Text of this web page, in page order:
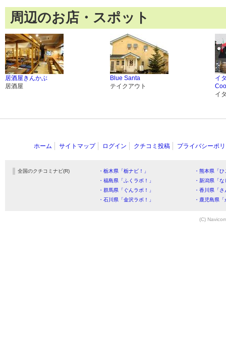
周辺のお店・スポット
居酒屋きんかぶ
居酒屋
Blue Santa
テイクアウト
イ
Coo
イ
ホーム サイトマップ ログイン クチコミ投稿 プライバシーポ
全国のクチコミナビ(R) ・栃木県「栃ナビ！」
・熊本県「
・福島県「ふくラボ！」
・新潟県「
・群馬県「ぐんラボ！」
・香川県「
・石川県「金沢ラボ！」
・鹿児島県
(C)